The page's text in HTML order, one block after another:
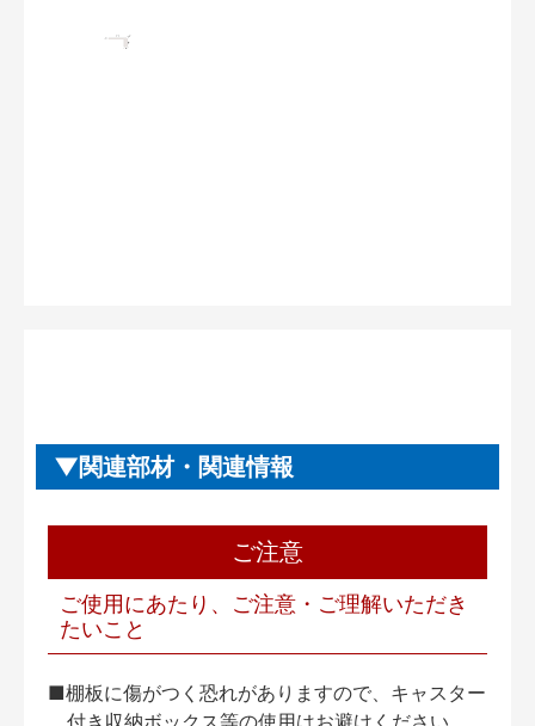
関連部材・関連情報
ご注意
ご使用にあたり、ご注意・ご理解いただき
たいこと
■棚板に傷がつく恐れがありますので、キャスター